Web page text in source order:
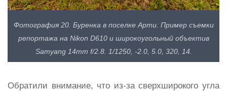
Фотография 20. Буренка в поселке Арти. Пример съемки
репортажа на Nikon D610 и широкоугольный объектив
Samyang 14mm f/2.8. 1/1250, -2.0, 5.0, 320, 14.
Обратили внимание, что из-за сверхширокого угла